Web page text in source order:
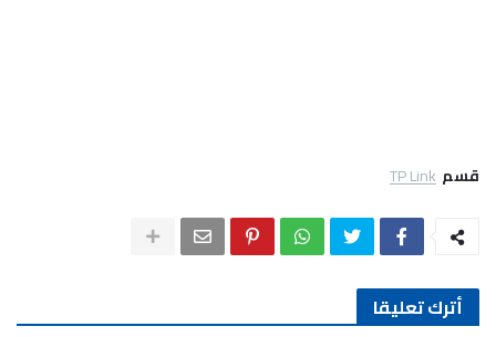
قسم TP Link
أترك تعليقا